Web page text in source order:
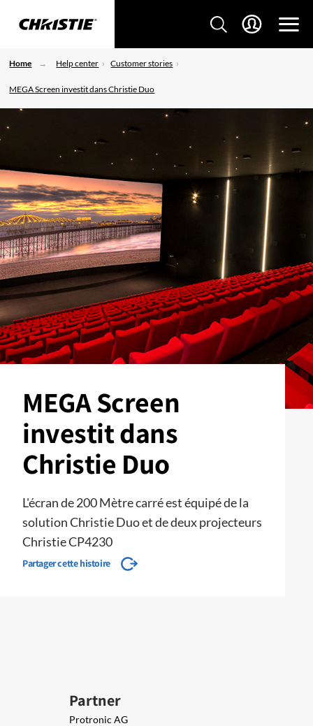
Home Help center Customer stories
MEGA Screen investit dans Christie Duo
MEGA Screen
investit dans
Christie Duo
L'écran de 200 Mètre carré est équipé de la
solution Christie Duo et de deux projecteurs
Christie CP4230
Partager cette histoire
Partner
Protronic AG